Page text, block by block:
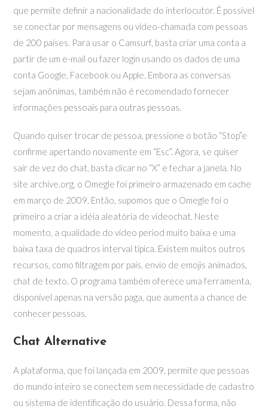
que permite definir a nacionalidade do interlocutor. É possível
se conectar por mensagens ou vídeo-chamada com pessoas
de 200 países. Para usar o Camsurf, basta criar uma conta a
partir de um e-mail ou fazer login usando os dados de uma
conta Google, Facebook ou Apple. Embora as conversas
sejam anônimas, também não é recomendado fornecer
informações pessoais para outras pessoas.
Quando quiser trocar de pessoa, pressione o botão “Stop”e
confirme apertando novamente em “Esc”. Agora, se quiser
sair de vez do chat, basta clicar no “X” e fechar a janela. No
site archive.org, o Omegle foi primeiro armazenado em cache
em março de 2009. Então, supomos que o Omegle foi o
primeiro a criar a idéia aleatória de videochat. Neste
momento, a qualidade do vídeo period muito baixa e uma
baixa taxa de quadros interval típica. Existem muitos outros
recursos, como filtragem por país, envio de emojis animados,
chat de texto. O programa também oferece uma ferramenta,
disponível apenas na versão paga, que aumenta a chance de
conhecer pessoas.
Chat Alternative
A plataforma, que foi lançada em 2009, permite que pessoas
do mundo inteiro se conectem sem necessidade de cadastro
ou sistema de identificação do usuário. Dessa forma, não